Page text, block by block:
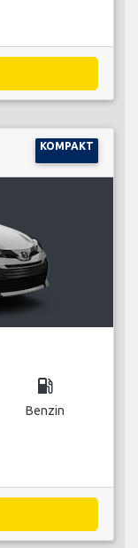
KOMPAKT
local_gas_station
Benzin